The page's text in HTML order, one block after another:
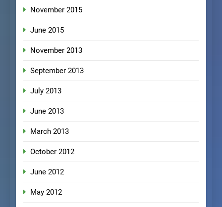
November 2015
June 2015
November 2013
September 2013
July 2013
June 2013
March 2013
October 2012
June 2012
May 2012